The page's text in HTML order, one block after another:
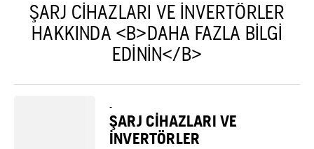
ŞARJ CIHAZLARI VE INVERTÖRLER
HAKKINDA <B>DAHA FAZLA BILGI
EDININ</B>
-
ŞARJ CIHAZLARI VE
INVERTÖRLER